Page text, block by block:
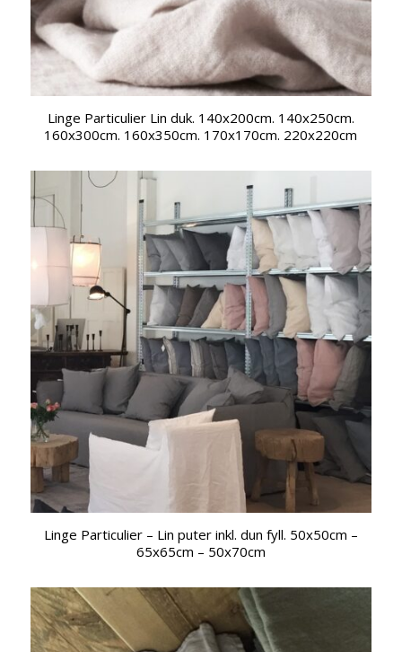
Linge Particulier Lin duk. 140x200cm. 140x250cm.
160x300cm. 160x350cm. 170x170cm. 220x220cm
Linge Particulier – Lin puter inkl. dun fyll. 50x50cm –
65x65cm – 50x70cm